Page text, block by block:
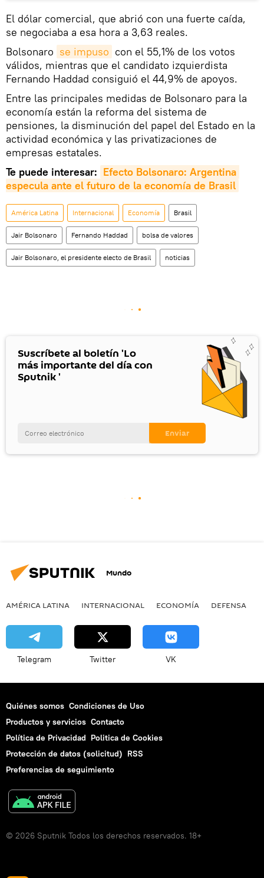
El dólar comercial, que abrió con una fuerte caída,
se negociaba a esa hora a 3,63 reales.
Bolsonaro se impuso con el 55,1% de los votos
válidos, mientras que el candidato izquierdista
Fernando Haddad consiguió el 44,9% de apoyos.
Entre las principales medidas de Bolsonaro para la
economía están la reforma del sistema de
pensiones, la disminución del papel del Estado en la
actividad económica y las privatizaciones de
empresas estatales.
Te puede interesar: Efecto Bolsonaro: Argentina
especula ante el futuro de la economía de Brasil
América Latina Internacional Economía Brasil
Jair Bolsonaro Fernando Haddad bolsa de valores
Jair Bolsonaro, el presidente electo de Brasil noticias
Suscríbete al boletín 'Lo
más importante del día con
Sputnik '
Mundo
AMÉRICA LATINA INTERNACIONAL ECONOMÍA DEFENSA
Telegram Twitter VK
Quiénes somos Condiciones de Uso
Productos y servicios Contacto
Política de Privacidad Politica de Cookies
Protección de datos (solicitud) RSS
Preferencias de seguimiento
© 2026 Sputnik Todos los derechos reservados. 18+